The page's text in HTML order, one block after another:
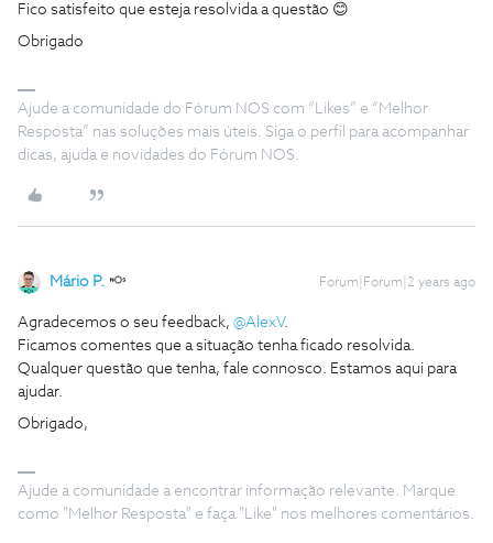
Fico satisfeito que esteja resolvida a questão 😊
Obrigado
Ajude a comunidade do Fórum NOS com “Likes” e “Melhor
Resposta” nas soluções mais úteis. Siga o perfil para acompanhar
dicas, ajuda e novidades do Fórum NOS.
Mário P. Forum|Forum|2 years ago
Agradecemos o seu feedback, @AlexV.
Ficamos comentes que a situação tenha ficado resolvida.
Qualquer questão que tenha, fale connosco. Estamos aqui para
ajudar.
Obrigado,
Ajude a comunidade a encontrar informação relevante. Marque
como "Melhor Resposta" e faça "Like" nos melhores comentários.